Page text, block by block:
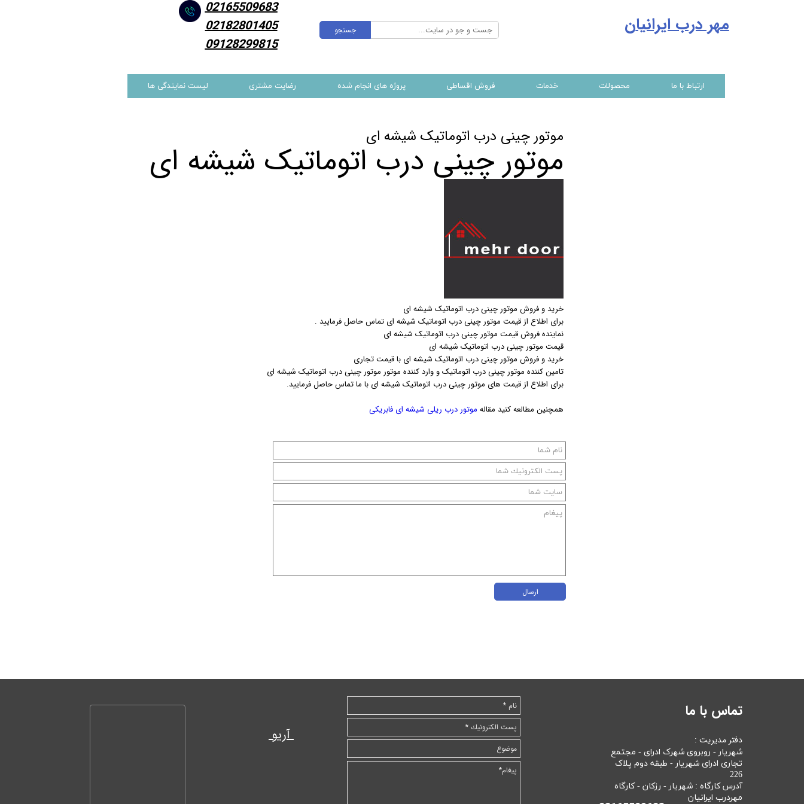
ارتباط با ما محصولات خدمات فروش اقساطی پروژه های انجام شده رضایت مشتری لیست نمایندگی ها
جستجو مهر درب ایرانیان
02165509683
02182801405
09128299815
موتور چینی درب اتوماتیک شیشه ای
موتور چینی درب اتوماتیک شیشه ای
خرید و فروش موتور چینی درب اتوماتیک شیشه ای
برای اطلاع از قیمت موتور چینی درب اتوماتیک شیشه ای تماس حاصل فرمایید .
نماینده فروش قیمت موتور چینی درب اتوماتیک شیشه ای
قیمت موتور چینی درب اتوماتیک شیشه ای
خرید و فروش موتور چینی درب اتوماتیک شیشه ای با قیمت تجاری
تامین کننده موتور چینی درب اتوماتیک و وارد کننده موتور موتور چینی درب اتوماتیک شیشه ای
برای اطلاع از قیمت های موتور چینی درب اتوماتیک شیشه ای با ما تماس حاصل فرمایید.
همچنین مطالعه کنید مقاله موتور درب ریلی شیشه ای فابریکی
ارسال
تماس با ما
دفتر مدیریت :
شهریار - روبروی شهرک ادرای - مجتمع
تجاری ادرای شهریار - طبقه دوم پلاک
226
آدرس کارگاه : شهریار - رزکان - کارگاه
مهردرب ایرانیان
آریو